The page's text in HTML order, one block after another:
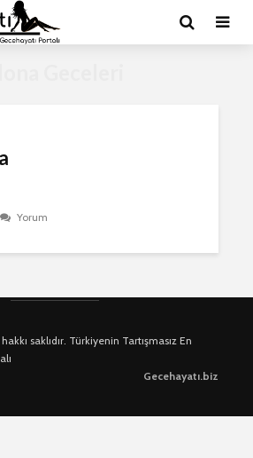
Yorum
saklıdır. Türkiyenin Tartışmasız En
Gecehayatı.biz